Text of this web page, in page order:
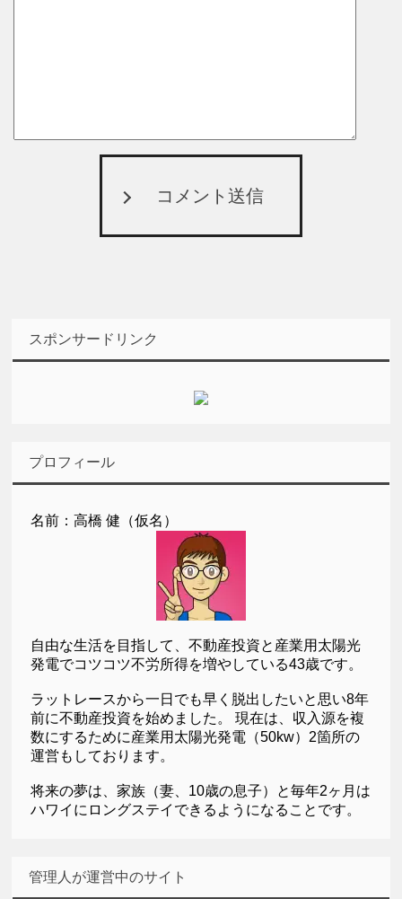
コメント送信
スポンサードリンク
プロフィール
名前：高橋 健（仮名）
自由な生活を目指して、不動産投資と産業用太陽光
発電でコツコツ不労所得を増やしている43歳です。
ラットレースから一日でも早く脱出したいと思い8年
前に不動産投資を始めました。 現在は、収入源を複
数にするために産業用太陽光発電（50kw）2箇所の
運営もしております。
将来の夢は、家族（妻、10歳の息子）と毎年2ヶ月は
ハワイにロングステイできるようになることです。
管理人が運営中のサイト